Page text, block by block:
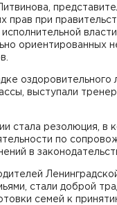
прав при
ориентированных
оздоровительного
выступали
стала резолюция, в
по
в
стали доброй
семей к